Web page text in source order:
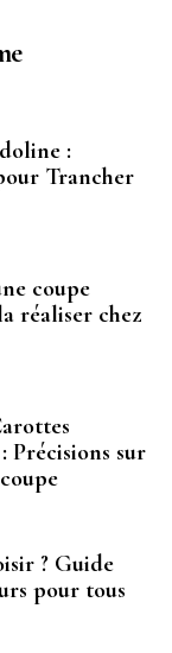
:
Trancher
coupe
réaliser chez
Précisions sur
? Guide
pour tous